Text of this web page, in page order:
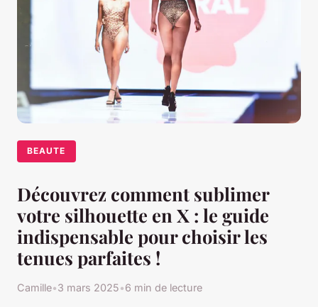
BEAUTE
Découvrez comment sublimer
votre silhouette en X : le guide
indispensable pour choisir les
tenues parfaites !
Camille•3 mars 2025•6 min de lecture